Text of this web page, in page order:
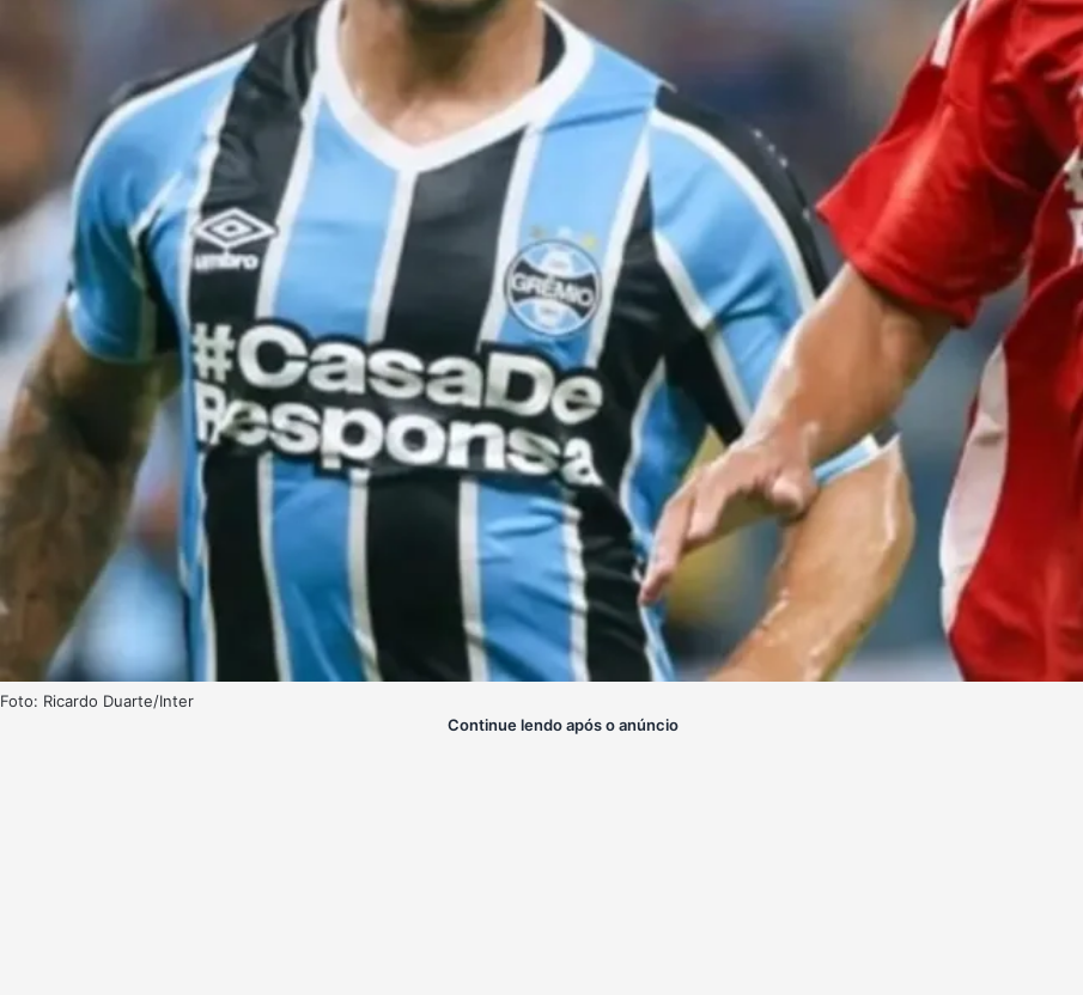
Foto: Ricardo Duarte/Inter
Continue lendo após o anúncio